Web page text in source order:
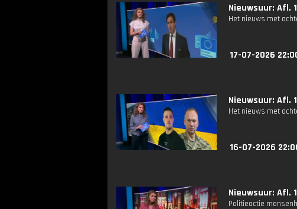
Nieuwsuur: Afl.
Het nieuws met
17-07-2026
Nieuwsuur: Afl.
Het nieuws met
16-07-2026
Nieuwsuur: Afl.
Politieactie